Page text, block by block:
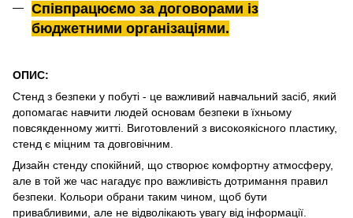
Співпрацюємо за договорами із
бюджетними організаціями.
ОПИС:
Стенд з безпеки у побуті - це важливий навчальний засіб, який
допомагає навчити людей основам безпеки в їхньому
повсякденному житті. Виготовлений з високоякісного пластику,
стенд є міцним та довговічним.
Дизайн стенду спокійний, що створює комфортну атмосферу,
але в той же час нагадує про важливість дотримання правил
безпеки. Кольори обрани таким чином, щоб бути
привабливими, але не відволікають увагу від інформації.